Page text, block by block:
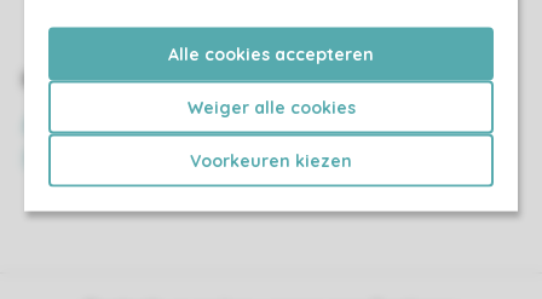
Alle cookies accepteren
Weiger alle cookies
Voorkeuren kiezen